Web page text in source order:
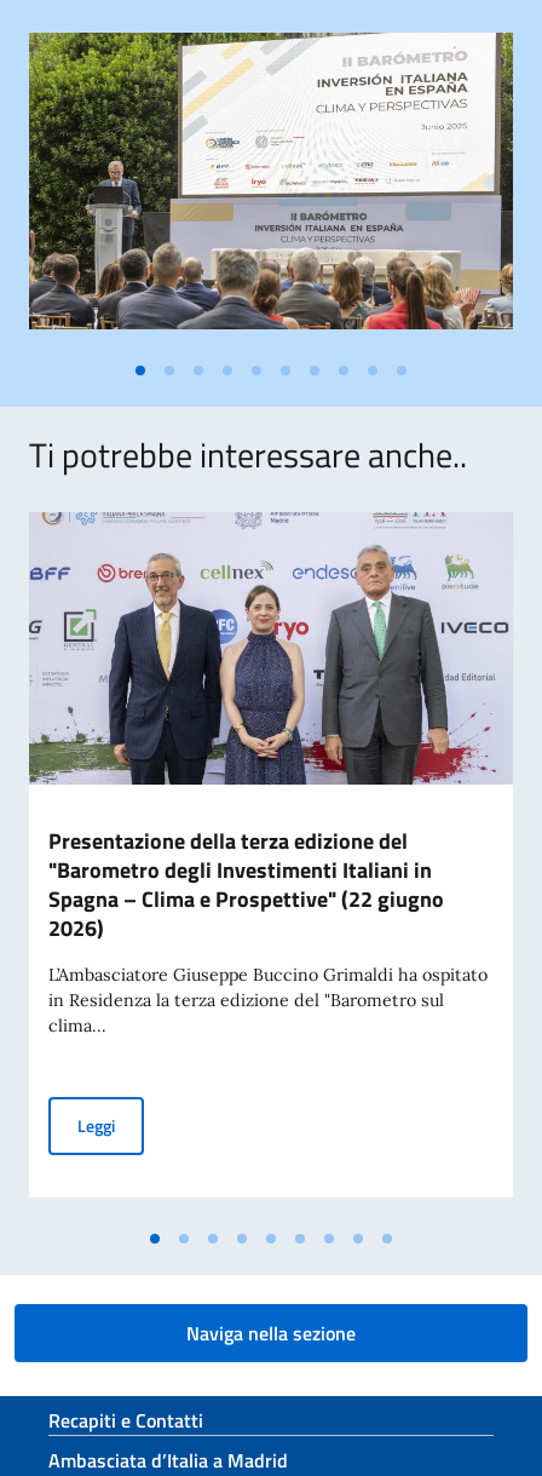
Ti potrebbe interessare anche..
Presentazione della terza edizione del
"Barometro degli Investimenti Italiani in
Spagna – Clima e Prospettive" (22 giugno
2026)
L’Ambasciatore Giuseppe Buccino Grimaldi ha ospitato
in Residenza la terza edizione del "Barometro sul
clima...
LeggiPresentazione della terza edizione del "Barometro degli
Naviga nella sezione
Sezione footer
Recapiti e Contatti
Ambasciata d’Italia a Madrid